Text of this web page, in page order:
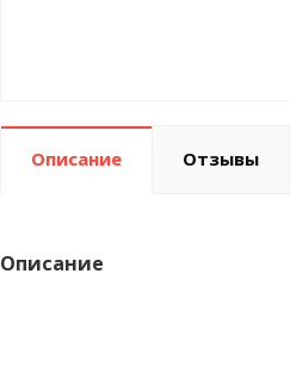
Описание Отзывы
Описание